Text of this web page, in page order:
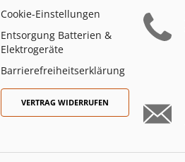
Cookie-Einstellungen
Entsorgung Batterien &
Elektrogeräte
Barrierefreiheitserklärung
VERTRAG WIDERRUFEN